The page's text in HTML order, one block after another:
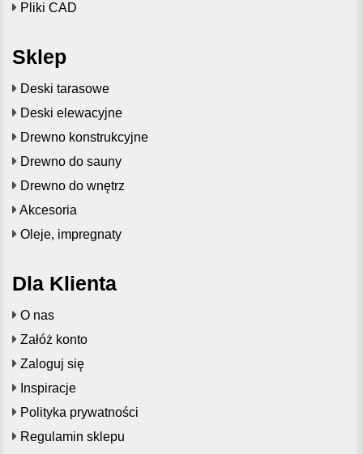
Pliki CAD
Sklep
Deski tarasowe
Deski elewacyjne
Drewno konstrukcyjne
Drewno do sauny
Drewno do wnętrz
Akcesoria
Oleje, impregnaty
Dla Klienta
O nas
Załóż konto
Zaloguj się
Inspiracje
Polityka prywatności
Regulamin sklepu